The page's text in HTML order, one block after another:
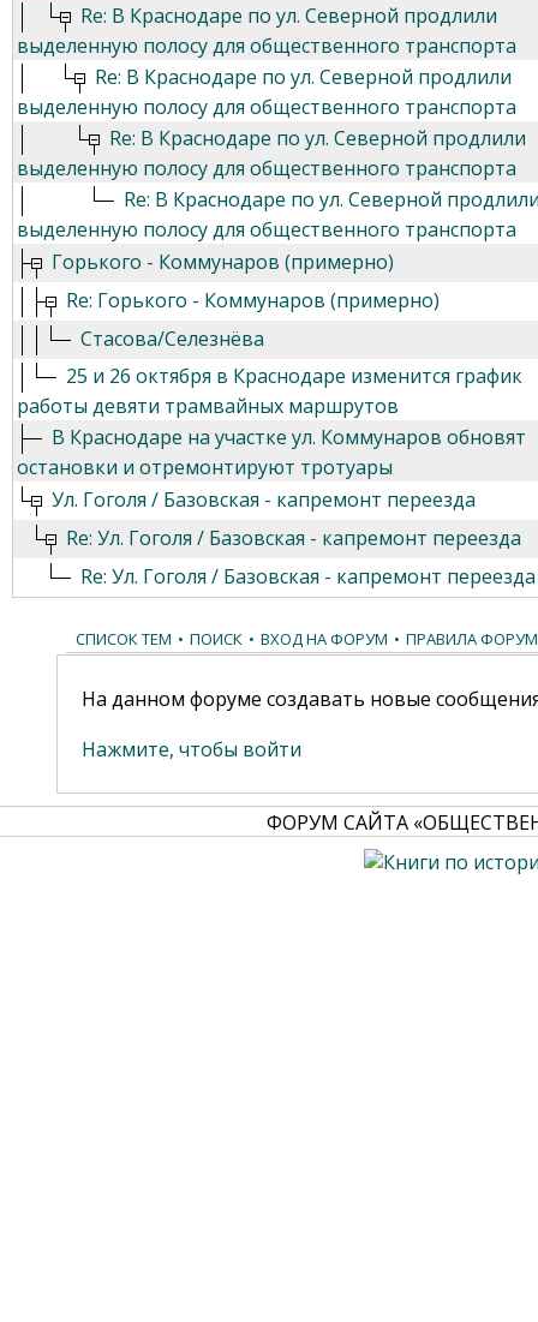
Re: В Краснодаре по ул. Северной продлили
выделенную полосу для общественного транспорта
Re: В Краснодаре по ул. Северной продлили
выделенную полосу для общественного транспорта
Re: В Краснодаре по ул. Северной продлили
выделенную полосу для общественного транспорта
Re: В Краснодаре по ул. Северной
выделенную полосу для общественного транспорта
Горького - Коммунаров (примерно)
Re: Горького - Коммунаров (примерно)
Стасова/Селезнёва
25 и 26 октября в Краснодаре изменится график
работы девяти трамвайных маршрутов
В Краснодаре на участке ул. Коммунаров обновят
остановки и отремонтируют тротуары
Ул. Гоголя / Базовская - капремонт переезда
Re: Ул. Гоголя / Базовская - капремонт переезда
Re: Ул. Гоголя / Базовская - капремонт переезда
СПИСОК ТЕМ • ПОИСК • ВХОД НА ФОРУМ • ПРАВИЛА
На данном форуме создавать новые
Нажмите, чтобы войти
ФОРУМ САЙТА